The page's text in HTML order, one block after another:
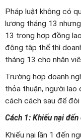
Pháp luật không có
lương tháng 13
13 trong hợp đồng
động tập thể thì
tháng 13 cho nhân
Trường hợp doanh
thỏa thuận, người
cách cách sau để đòi
Cách 1: Khiếu nại
Khiếu nại lần 1 đến